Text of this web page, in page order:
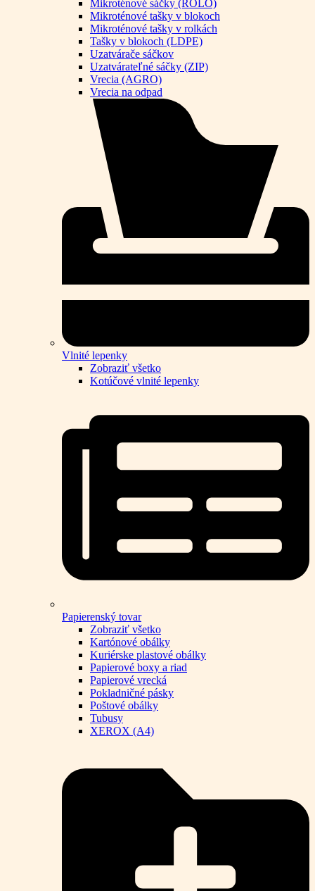
Mikroténové sáčky (ROLO)
Mikroténové tašky v blokoch
Mikroténové tašky v rolkách
Tašky v blokoch (LDPE)
Uzatvárače sáčkov
Uzatvárateľné sáčky (ZIP)
Vrecia (AGRO)
Vrecia na odpad
Vlnité lepenky
Zobraziť všetko
Kotúčové vlnité lepenky
Papierenský tovar
Zobraziť všetko
Kartónové obálky
Kuriérske plastové obálky
Papierové boxy a riad
Papierové vrecká
Pokladničné pásky
Poštové obálky
Tubusy
XEROX (A4)